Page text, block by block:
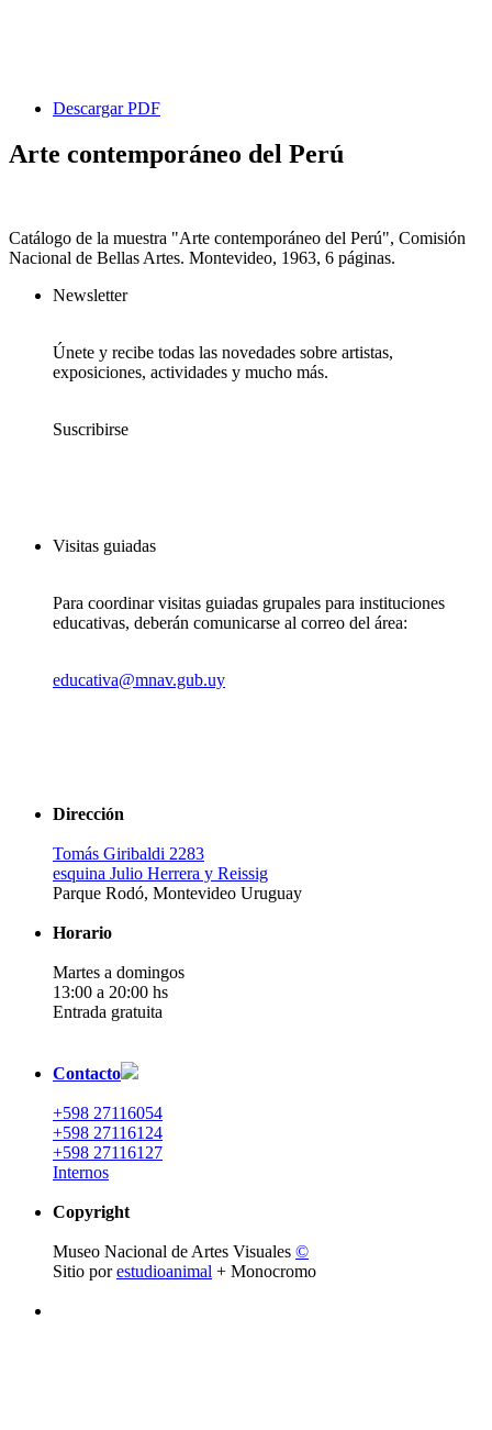
Descargar PDF
Arte contemporáneo del Perú
Catálogo de la muestra "Arte contemporáneo del Perú", Comisión
Nacional de Bellas Artes. Montevideo, 1963, 6 páginas.
Newsletter
Únete y recibe todas las novedades sobre artistas,
exposiciones, actividades y mucho más.
Suscribirse
Visitas guiadas
Para coordinar visitas guiadas grupales para instituciones
educativas, deberán comunicarse al correo del área:
educativa@mnav.gub.uy
Dirección
Tomás Giribaldi 2283
esquina Julio Herrera y Reissig
Parque Rodó, Montevideo Uruguay
Horario
Martes a domingos
13:00 a 20:00 hs
Entrada gratuita
Contacto
+598 27116054
+598 27116124
+598 27116127
Internos
Copyright
Museo Nacional de Artes Visuales ©
Sitio porestudioanimal + Monocromo